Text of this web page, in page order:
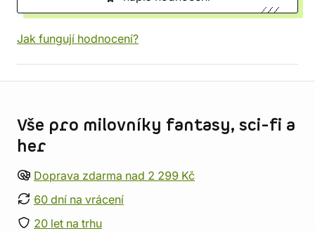
Jak fungují hodnocení?
Vše pro milovníky fantasy, sci-fi a
her
Doprava zdarma nad 2 299 Kč
60 dní na vrácení
20 let na trhu